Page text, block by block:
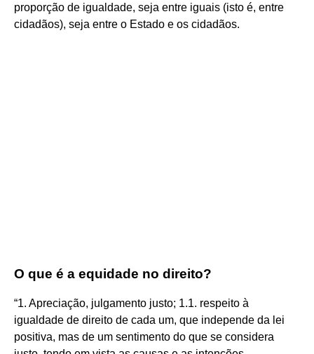
proporção de igualdade, seja entre iguais (isto é, entre
cidadãos), seja entre o Estado e os cidadãos.
O que é a equidade no direito?
“1. Apreciação, julgamento justo; 1.1. respeito à
igualdade de direito de cada um, que independe da lei
positiva, mas de um sentimento do que se considera